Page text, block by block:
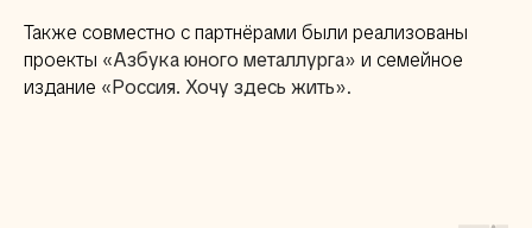
Также совместно с партнёрами были реализованы
проекты «Азбука юного металлурга» и семейное
издание «Россия. Хочу здесь жить».